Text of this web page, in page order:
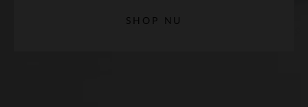
SHOP NU